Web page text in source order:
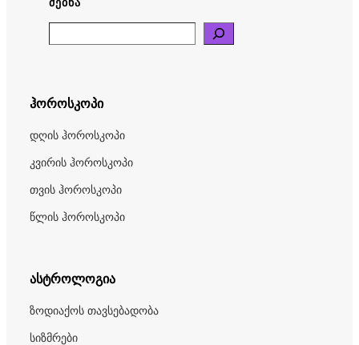
ჰოროსკოპი
დღის ჰოროსკოპი
კვირის ჰოროსკოპი
თვის ჰოროსკოპი
წლის ჰოროსკოპი
ასტროლოგია
ზოდიაქოს თავსებადობა
სიზმრები